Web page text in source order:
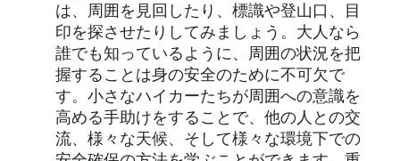
は、周囲を見回したり、標識や登山口、目
印を探させたりしてみましょう。大人なら
誰でも知っているように、周囲の状況を把
握することは身の安全のために不可欠で
す。小さなハイカーたちが周囲への意識を
高める手助けをすることで、他の人との交
流、様々な天候、そして様々な環境下での